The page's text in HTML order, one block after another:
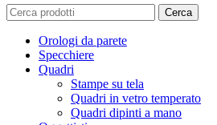
Cerca
Orologi da parete
Specchiere
Quadri
Stampe su tela
Quadri in vetro temperato
Quadri dipinti a mano